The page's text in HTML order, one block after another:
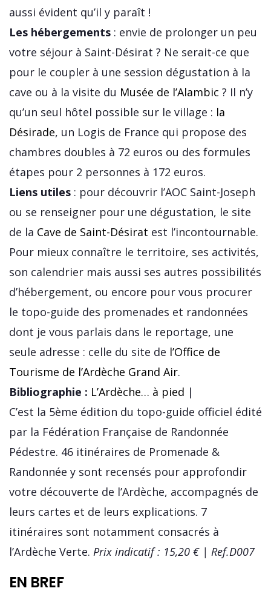
aussi évident qu’il y paraît !
Les hébergements : envie de prolonger un peu
votre séjour à Saint-Désirat ? Ne serait-ce que
pour le coupler à une session dégustation à la
cave ou à la visite du Musée de l’Alambic ? Il n’y
qu’un seul hôtel possible sur le village : la
Désirade, un Logis de France qui propose des
chambres doubles à 72 euros ou des formules
étapes pour 2 personnes à 172 euros.
Liens utiles : pour découvrir l’AOC Saint-Joseph
ou se renseigner pour une dégustation, le site
de la Cave de Saint-Désirat est l’incontournable.
Pour mieux connaître le territoire, ses activités,
son calendrier mais aussi ses autres possibilités
d’hébergement, ou encore pour vous procurer
le topo-guide des promenades et randonnées
dont je vous parlais dans le reportage, une
seule adresse : celle du site de l’Office de
Tourisme de l’Ardèche Grand Air.
Bibliographie : L’Ardèche… à pied |
C’est la 5ème édition du topo-guide officiel édité
par la Fédération Française de Randonnée
Pédestre. 46 itinéraires de Promenade &
Randonnée y sont recensés pour approfondir
votre découverte de l’Ardèche, accompagnés de
leurs cartes et de leurs explications. 7
itinéraires sont notamment consacrés à
l’Ardèche Verte. Prix indicatif : 15,20 € | Ref.D007
EN BREF